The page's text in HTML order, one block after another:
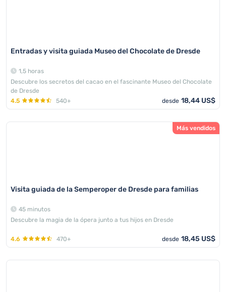
Entradas y visita guiada Museo del Chocolate de Dresde
1,5 horas
Descubre los secretos del cacao en el fascinante Museo del Chocolate
de Dresde
4.5
540+ desde 18,44 US$
Más vendidos
Visita guiada de la Semperoper de Dresde para familias
45 minutos
Descubre la magia de la ópera junto a tus hijos en Dresde
4.6 470+ desde 18,45 US$